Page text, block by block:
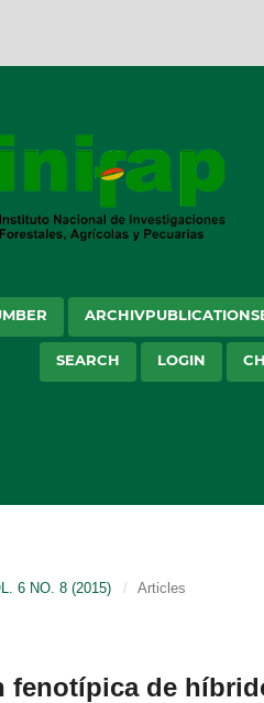
SEARCH LOGIN
6 NO. 8 (2015) / Articles
fenotípica de